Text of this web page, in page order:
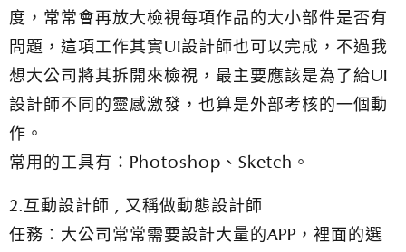
度，常常會再放大檢視每項作品的大小部件是否有
問題，這項工作其實UI設計師也可以完成，不過我
想大公司將其拆開來檢視，最主要應該是為了給UI
設計師不同的靈感激發，也算是外部考核的一個動
作。
常用的工具有：Photoshop、Sketch。
2.互動設計師 , 又稱做動態設計師
任務：大公司常常需要設計大量的APP，裡面的選